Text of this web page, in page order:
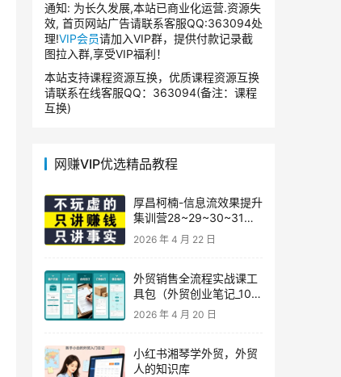
通知: 为长久发展,本站已商业化运营.资源失
效, 首页网站广告请联系客服QQ:363094处
理!VIP会员请加入VIP群，提供付款记录截
图拉入群,享受VIP福利！
本站支持课程资源互换，优质课程资源互换
请联系在线客服QQ：363094(备注：课程
互换)
网赚VIP优选精品教程
厚昌柯楠-信息流效果提升
集训营28~29~30~31
期，智能投放·巨量AD/百
度优化·AI提效指南
2026 年 4 月 22 日
外贸销售全流程实战课工
具包（外贸创业笔记_10年
外贸经验）
2026 年 4 月 20 日
小红书湘琴学外贸，外贸
人的知识库